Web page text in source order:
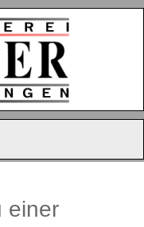
einer